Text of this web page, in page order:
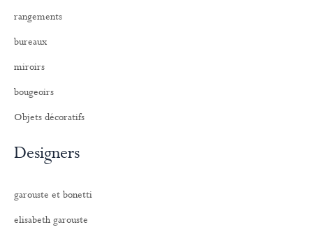
rangements
bureaux
miroirs
bougeoirs
Objets décoratifs
Designers
garouste et bonetti
elisabeth garouste